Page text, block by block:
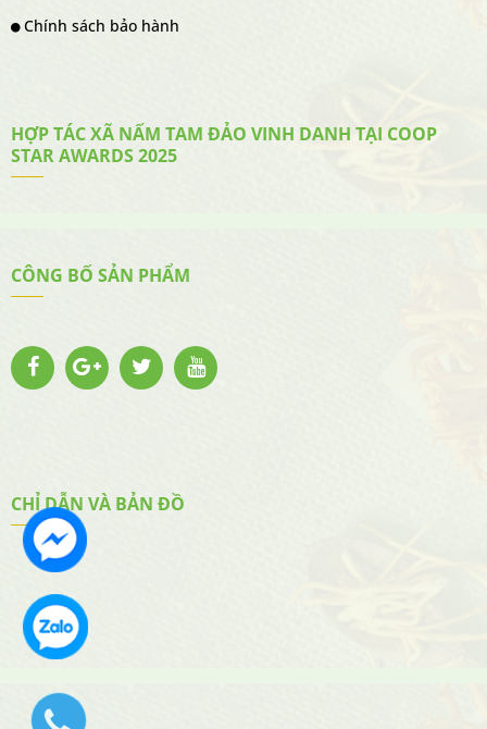
Chính sách bảo hành
HỢP TÁC XÃ NẤM TAM ĐẢO VINH DANH TẠI COOP
STAR AWARDS 2025
CÔNG BỐ SẢN PHẨM
CHỈ DẪN VÀ BẢN ĐỒ